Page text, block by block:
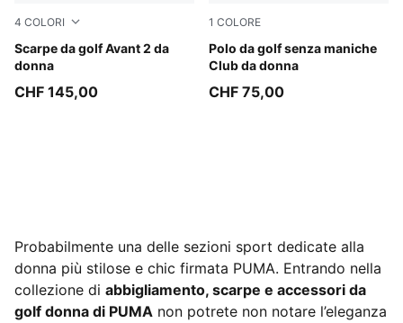
4 COLORI
Scarpe da golf Avant 2 da
donna
PUMA Black-PUMA Black-PUMA Black
CHF 145,00
1 COLORE
Polo da golf senza maniche
Club da donna
Rich Cocoa
CHF 75,00
Probabilmente una delle sezioni sport dedicate alla
donna più stilose e chic firmata PUMA. Entrando nella
collezione di abbigliamento, scarpe e accessori da
golf donna di PUMA non potrete non notare l’eleganza